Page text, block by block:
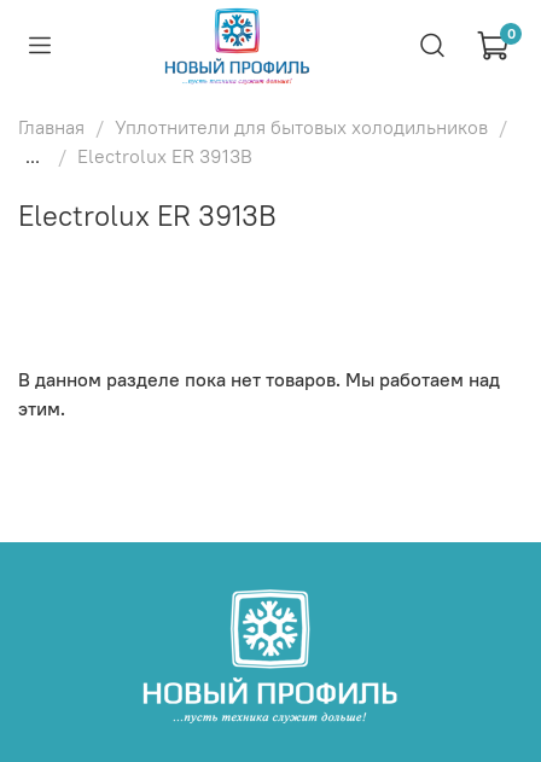
0
Главная
Уплотнители для бытовых холодильников
...
Electrolux ER 3913B
Electrolux ER 3913B
В данном разделе пока нет товаров. Мы работаем над
этим.